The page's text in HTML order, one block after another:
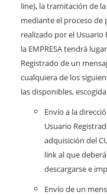
line), la tramitación de
mediante el proceso de
realizado por el
la EMPRESA tendrá
Registrado de un
cualquiera de los
las disponibles,
Envío a la
Usuario
adquisición del
link al que
descargarse e
Envío de un